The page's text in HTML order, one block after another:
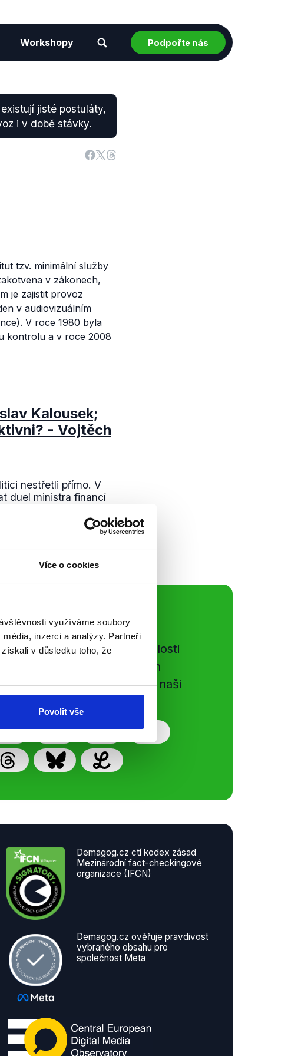
Více o cookies
využíváme soubory
inzerci a analýzy. Partneři
v důsledku toho, že
Povolit vše
Workshopy Podpořte nás
jisté postuláty,
i v době stávky.
tzv. minimální služby
v zákonech,
je zajistit provoz
v audiovizuálním
V roce 1980 byla
kontrolu a v roce 2008
Kalousek;
- Vojtěch
nestřetli přímo. V
duel ministra financí
sítě
si ujít nejnovější události
Demagog.cz. Sdílením našich
přátelům podpoříte naši
Demagog.cz ctí kodex zásad
Mezinárodní fact-checkingové
organizace (IFCN)
Demagog.cz ověřuje pravdivost
vybraného obsahu pro
společnost Meta